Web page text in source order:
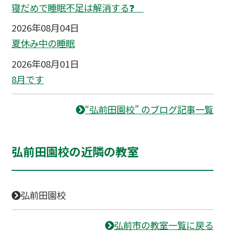
寝だめで睡眠不足は解消する❓
2026年08月04日
夏休み中の睡眠
2026年08月01日
8月です
“弘前田園校” のブログ記事一覧
弘前田園校の近隣の教室
弘前田園校
弘前市の教室一覧に戻る